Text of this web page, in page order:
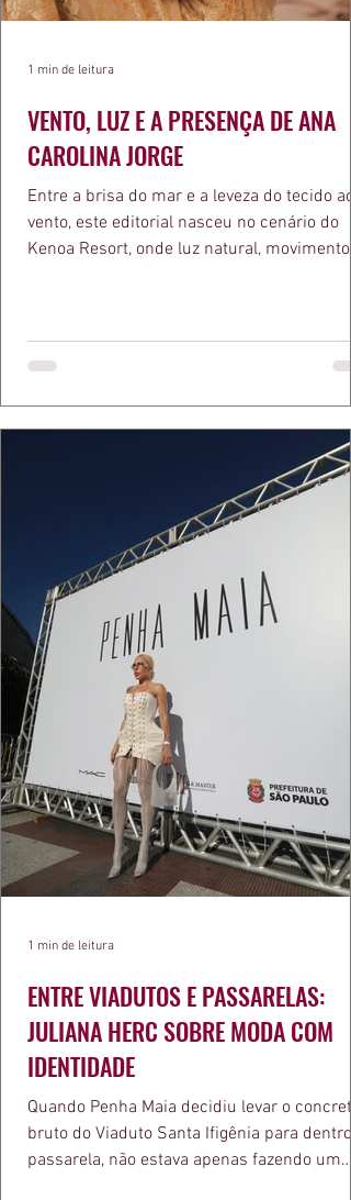
VENTO, LUZ E A PRESENÇA DE ANA
CAROLINA JORGE
Entre a brisa do mar e a leveza do tecido ao
vento, este editorial nasceu no cenário do
Kenoa Resort, onde luz natural, movimento e
bolsa da Malu Pires, em uma composição
algo de intemporal em vestir o vento e
que ele conduza a cena. Cada dobra do
cada reflexo dourado da luz sobre a pe
1 min de leitura
ENTRE VIADUTOS E PASSARELAS:
JULIANA HERC SOBRE MODA COM
IDENTIDADE
Quando Penha Maia decidiu levar o concreto
bruto do Viaduto Santa Ifigênia para dentro
passarela, não estava apenas fazendo um
1 min de leitura